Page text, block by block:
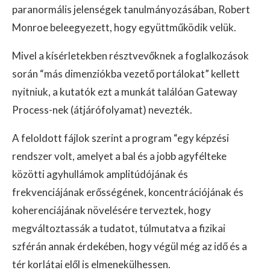
paranormális jelenségek tanulmányozásában, Robert
Monroe beleegyezett, hogy együttműködik velük.
Mivel a kísérletekben résztvevőknek a foglalkozások
során “más dimenziókba vezető portálokat” kellett
nyitniuk, a kutatók ezt a munkát találóan Gateway
Process-nek (átjárófolyamat) nevezték.
A feloldott fájlok szerint a program “egy képzési
rendszer volt, amelyet a bal és a jobb agyfélteke
közötti agyhullámok amplitúdójának és
frekvenciájának erősségének, koncentrációjának és
koherenciájának növelésére terveztek, hogy
megváltoztassák a tudatot, túlmutatva a fizikai
szférán annak érdekében, hogy végül még az idő és a
tér korlátai elől is elmenekülhessen.